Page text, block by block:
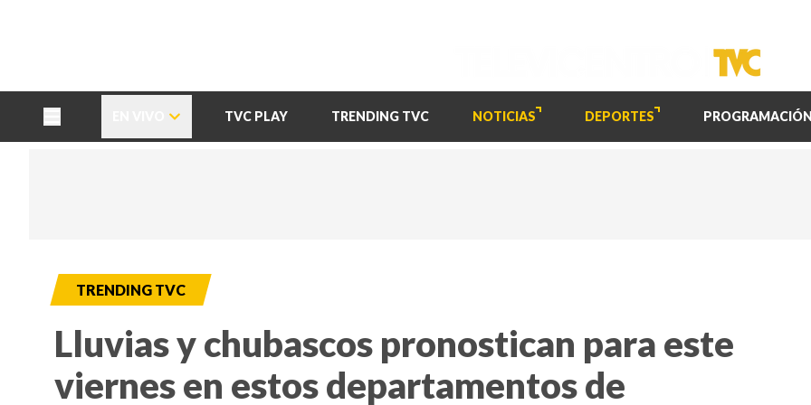
TVC PLAY TRENDING TVC NOTICIAS DEPORTES PROGRAMACIÓN
TRENDING TVC
Lluvias y chubascos pronostican para este
viernes en estos departamentos de